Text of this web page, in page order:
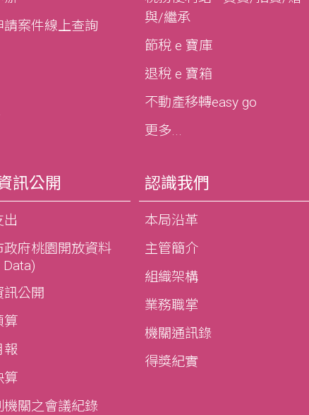
請案件線上查詢
與/繼承
節稅 e 寶庫
退稅 e 寶箱
不動產移轉easy go
更多...
訊公開
出
政府桃園開放資料
Data)
訊公開
算
報
算
機關之會議紀錄
認識我們
本局沿革
主管簡介
組織架構
業務職掌
機關通訊錄
得獎紀實